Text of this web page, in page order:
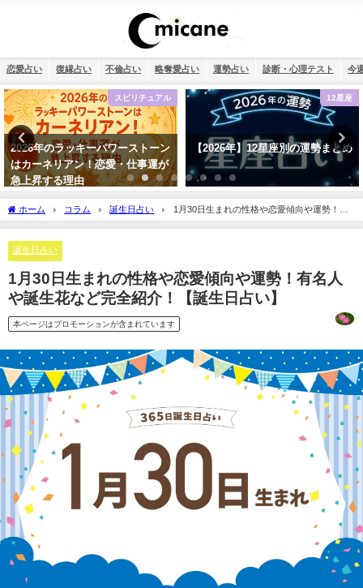
恋愛占い 復縁占い 不倫占い 略奪愛占い 運勢占い 診断・心理テスト 今
12星座
【2026年】12星座別の運勢まとめ
復縁
タロット占い・元彼の今の私に対
する気持ちは？どう思ってる？
ホーム コラム 誕生日占い
1月30日生まれの性格や恋愛傾向や運勢！有
名人や誕生花など完全紹介！【誕生日占い】
誕生日占い
1月30日生まれの性格や恋愛傾向や運勢！有名人
や誕生花など完全紹介！【誕生日占い】
本ページはプロモーションが含まれています